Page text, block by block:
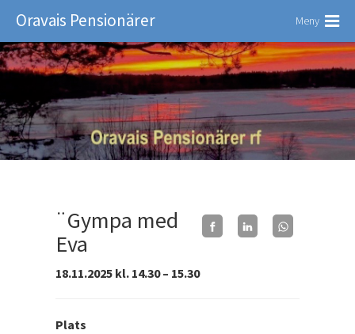
Oravais Pensionärer Meny
¨Gympa med
Eva
18.11.2025 kl. 14.30 – 15.30
Plats